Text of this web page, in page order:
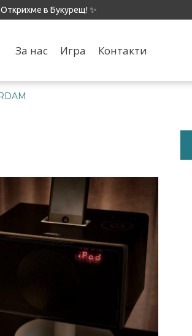
Открихме в Букурещ! ✨
За нас Игра Контакти